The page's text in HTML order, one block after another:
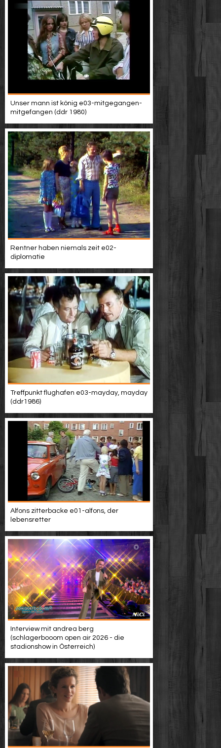
Unser mann ist könig e03-mitgegangen-
mitgefangen (ddr 1980)
Rentner haben niemals zeit e02-
diplomatie
Treffpunkt flughafen e03-mayday, mayday
(ddr1986)
Alfons zitterbacke e01-alfons, der
lebensretter
Interview mit andrea berg
(schlagerbooom open air 2026 - die
stadionshow in Österreich)